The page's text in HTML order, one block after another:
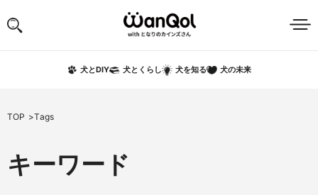
犬とDIY 犬とくらし 犬を知る 犬の未来
TOP Tags
キーワード